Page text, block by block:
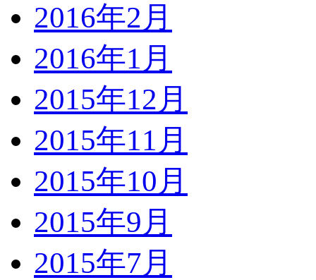
2016年2月
2016年1月
2015年12月
2015年11月
2015年10月
2015年9月
2015年7月